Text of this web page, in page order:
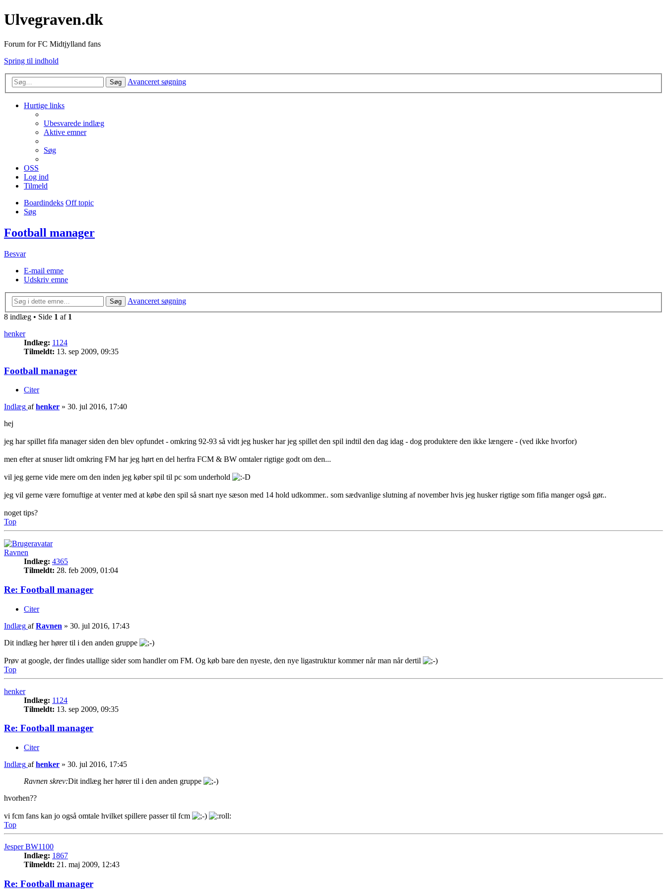
Ulvegraven.dk
Forum for FC Midtjylland fans
Spring til indhold
Søg Avanceret søgning
Hurtige links
Ubesvarede indlæg
Aktive emner
Søg
OSS
Log ind
Tilmeld
Boardindeks Off topic
Søg
Football manager
Besvar
E-mail emne
Udskriv emne
Søg
Avanceret søgning
8 indlæg • Side 1 af 1
henker
Indlæg: 1124
Tilmeldt: 13. sep 2009, 09:35
Football manager
Citer
Indlæg afhenker » 30. jul 2016, 17:40
hej
jeg har spillet fifa manager siden den blev opfundet - omkring 92-93 så vidt jeg husker har jeg spillet den spil indtil den dag idag - dog produktere den ikke længere - (ved ikke hvorfor)
men efter at snuser lidt omkring FM har jeg hørt en del herfra FCM & BW omtaler rigtige godt om den...
vil jeg gerne vide mere om den inden jeg køber spil til pc som underhold
jeg vil gerne være fornuftige at venter med at købe den spil så snart nye sæson med 14 hold udkommer.. som sædvanlige slutning af november hvis jeg husker rigtige som fifia manger også gør..
noget tips?
Top
Ravnen
Indlæg: 4365
Tilmeldt: 28. feb 2009, 01:04
Re: Football manager
Citer
Indlæg afRavnen » 30. jul 2016, 17:43
Dit indlæg her hører til i den anden gruppe
Prøv at google, der findes utallige sider som handler om FM. Og køb bare den nyeste, den nye ligastruktur kommer når man når dertil
Top
henker
Indlæg: 1124
Tilmeldt: 13. sep 2009, 09:35
Re: Football manager
Citer
Indlæg afhenker » 30. jul 2016, 17:45
Ravnen skrev:Dit indlæg her hører til i den anden gruppe
hvorhen??
vi fcm fans kan jo også omtale hvilket spillere passer til fcm
Top
Jesper BW1100
Indlæg: 1867
Tilmeldt: 21. maj 2009, 12:43
Re: Football manager